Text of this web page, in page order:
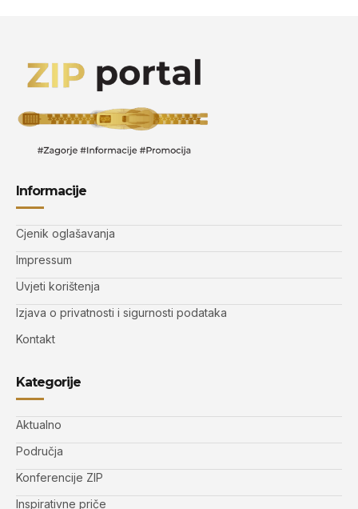
Informacije
Cjenik oglašavanja
Impressum
Uvjeti korištenja
Izjava o privatnosti i sigurnosti podataka
Kontakt
Kategorije
Aktualno
Područja
Konferencije ZIP
Inspirativne priče